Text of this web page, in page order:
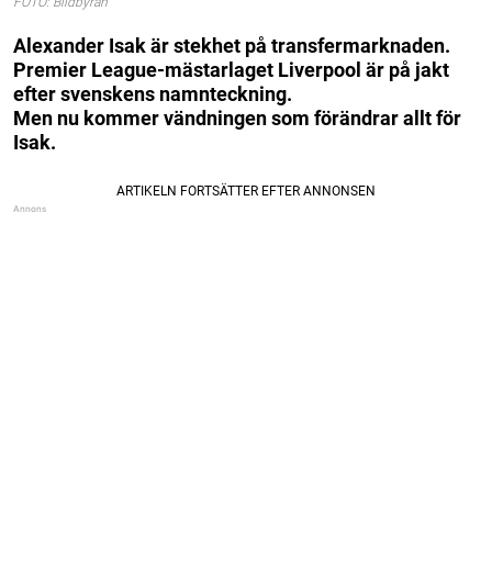
Alexander Isak är stekhet på transfermarknaden.
Premier League-mästarlaget Liverpool är på jakt
efter svenskens namnteckning.
Men nu kommer vändningen som förändrar allt för
Isak.